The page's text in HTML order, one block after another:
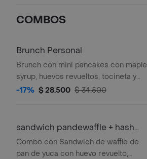
COMBOS
Brunch Personal
Brunch con mini pancakes con maple
syrup, huevos revueltos, tocineta y
papas rostizadas.
-17% $ 28.500 $ 34.500
sandwich pandewaffle + hash
brown
Combo con Sandwich de waffle de
pan de yuca con huevo revuelto,